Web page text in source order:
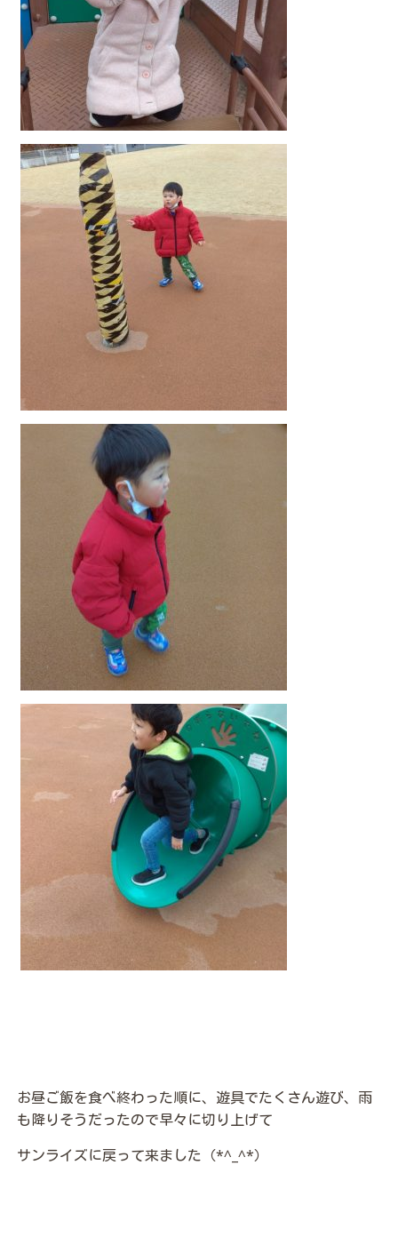
お昼ご飯を食べ終わった順に、遊具でたくさん遊び、雨
も降りそうだったので早々に切り上げて
サンライズに戻って来ました（*^_^*）